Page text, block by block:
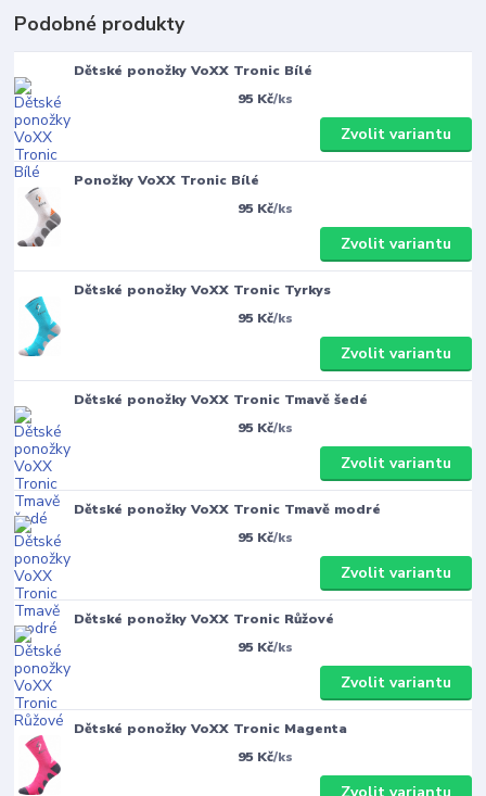
Podobné produkty
Dětské ponožky VoXX Tronic Bílé
95 Kč/ks
Zvolit variantu
Ponožky VoXX Tronic Bílé
95 Kč/ks
Zvolit variantu
Dětské ponožky VoXX Tronic Tyrkys
95 Kč/ks
Zvolit variantu
Dětské ponožky VoXX Tronic Tmavě šedé
95 Kč/ks
Zvolit variantu
Dětské ponožky VoXX Tronic Tmavě modré
95 Kč/ks
Zvolit variantu
Dětské ponožky VoXX Tronic Růžové
95 Kč/ks
Zvolit variantu
Dětské ponožky VoXX Tronic Magenta
95 Kč/ks
Zvolit variantu